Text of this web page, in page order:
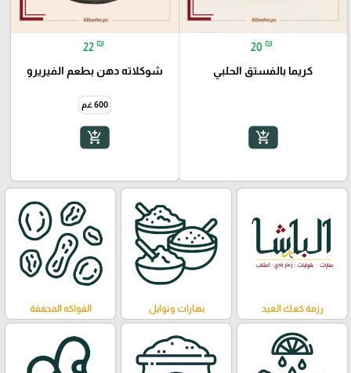
20 ₪
كريما بالفستق الحلبي
add_shopping_cart
22 ₪
شوكلاته دهن بطعم الفيريرو
600 غم
add_shopping_cart
رزمة كعك العيد بهارات وتوابل الفواكه المجففة